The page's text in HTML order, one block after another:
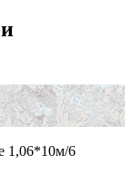
1,06*10м/6